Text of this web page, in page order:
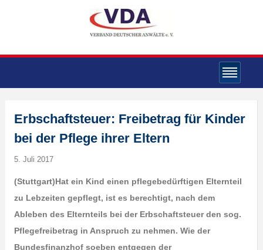
Erbschaftsteuer: Freibetrag für Kinder
bei der Pflege ihrer Eltern
5. Juli 2017
(Stuttgart)Hat ein Kind einen pflegebedürftigen Elternteil
zu Lebzeiten gepflegt, ist es berechtigt, nach dem
Ableben des Elternteils bei der Erbschaftsteuer den sog.
Pflegefreibetrag in Anspruch zu nehmen. Wie der
Bundesfinanzhof soeben entgegen der